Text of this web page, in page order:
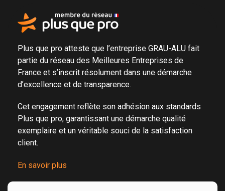
Plus que pro atteste que l’entreprise GRAU-ALU fait
partie du réseau des Meilleures Entreprises de
France et s’inscrit résolument dans une démarche
d’excellence et de transparence.
Cet engagement reflète son adhésion aux standards
Plus que pro, garantissant une démarche qualité
exemplaire et un véritable souci de la satisfaction
client.
En savoir plus